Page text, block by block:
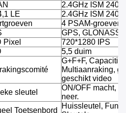
2.4GHz ISM
LE
2.4GHz ISM
4 PSAM-groeven,
GPS, GLONASS
Pixel
720*1280 IPS
5,5 duim
G+F+F,
Multiaanraking,
geschikt video
sleutel
ON/OFF macht,
neer.
Toetsenbord
Huissleutel,